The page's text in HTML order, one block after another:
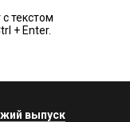
текстом
+ Enter.
выпуск